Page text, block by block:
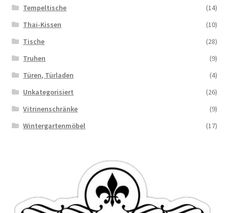
Tempeltische
(14)
Thai-Kissen
(10)
Tische
(28)
Truhen
(9)
Türen, Türladen
(4)
Unkategorisiert
(26)
Vitrinenschränke
(9)
Wintergartenmöbel
(17)